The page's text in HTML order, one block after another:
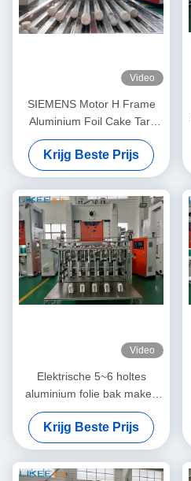
Video
SIEMENS Motor H Frame
Aluminium Foil Cake Tart
Vibrate Maker voor voedsel
Krijg Beste Prijs
Video
Elektrische 5~6 holtes
aluminium folie bak maken
machine met verruiming en
dikkere structuur
Krijg Beste Prijs